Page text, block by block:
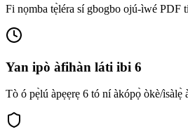
Fi nọmba tẹ̀léra sí gbogbo ojú-ìwé PDF
Yan ipò àfihàn láti ibi 6
Tò ó pẹ̀lú àpẹẹrẹ 6 tó ní àkópọ̀ òkè/ìsàlẹ̀